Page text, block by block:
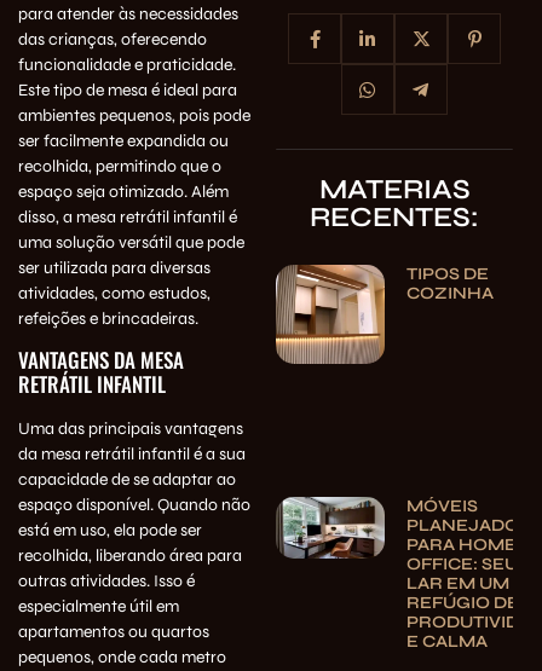
para atender às necessidades
das crianças, oferecendo
funcionalidade e praticidade.
Este tipo de mesa é ideal para
ambientes pequenos, pois pode
ser facilmente expandida ou
recolhida, permitindo que o
espaço seja otimizado. Além
disso, a mesa retrátil infantil é
uma solução versátil que pode
ser utilizada para diversas
atividades, como estudos,
refeições e brincadeiras.
VANTAGENS DA MESA
RETRÁTIL INFANTIL
Uma das principais vantagens
da mesa retrátil infantil é a sua
capacidade de se adaptar ao
espaço disponível. Quando não
está em uso, ela pode ser
recolhida, liberando área para
outras atividades. Isso é
especialmente útil em
apartamentos ou quartos
pequenos, onde cada metro
MATERIAS
RECENTES:
TIPOS DE
COZINHA
MÓVEIS
PLANEJADOS
PARA HOME
OFFICE: SEU
LAR EM UM
REFÚGIO DE
E CALMA